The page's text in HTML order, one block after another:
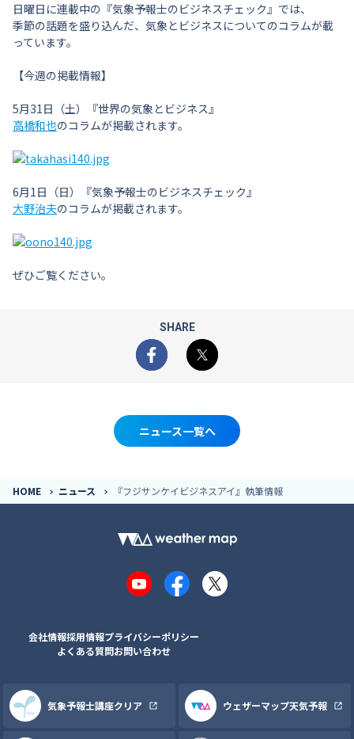
日曜日に連載中の『気象予報士のビジネスチェック』では、
季節の話題を盛り込んだ、気象とビジネスについてのコラムが載
っています。
【今週の掲載情報】
5月31日（土）『世界の気象とビジネス』
高橋和也のコラムが掲載されます。
6月1日（日）『気象予報士のビジネスチェック』
大野治夫のコラムが掲載されます。
ぜひご覧ください。
SHARE
Facebook
X
ニュース一覧へ
HOME ニュース 『フジサンケイビジネスアイ』執筆情報
YouTubeFacebook
X
会社情報採用情報プライバシーポリシー
よくある質問お問い合わせ
気象予報士講座クリア ウェザーマップ天気予報